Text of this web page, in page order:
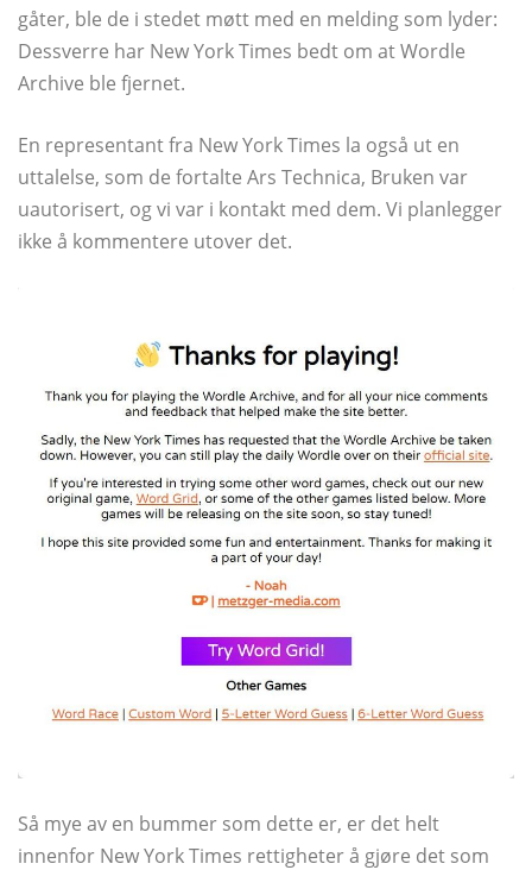
gåter, ble de i stedet møtt med en melding som lyder:
Dessverre har New York Times bedt om at Wordle
Archive ble fjernet.
En representant fra New York Times la også ut en
uttalelse, som de fortalte Ars Technica, Bruken var
uautorisert, og vi var i kontakt med dem. Vi planlegger
ikke å kommentere utover det.
Så mye av en bummer som dette er, er det helt
innenfor New York Times rettigheter å gjøre det som